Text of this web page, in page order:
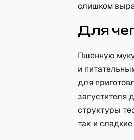
слишком
Для
Пшенную
и
для
загустителя
структуры
так и